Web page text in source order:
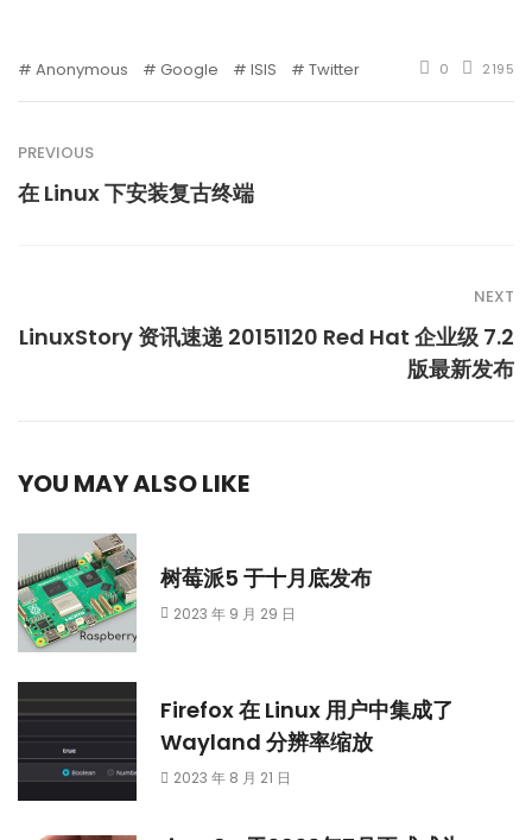
Anonymous Google ISIS Twitter 0 2195
PREVIOUS
在 Linux 下安装复古终端
NEXT
LinuxStory 资讯速递 20151120 Red Hat 企业级 7.2
版最新发布
YOU MAY ALSO LIKE
树莓派5 于十月底发布
2023 年 9 月 29 日
Firefox 在 Linux 用户中集成了
Wayland 分辨率缩放
2023 年 8 月 21 日